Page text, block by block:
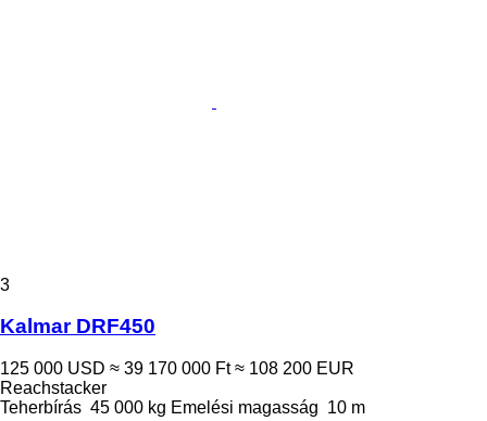
3
Kalmar DRF450
125 000 USD ≈ 39 170 000 Ft ≈ 108 200 EUR
Reachstacker
Teherbírás 45 000 kg Emelési magasság 10 m